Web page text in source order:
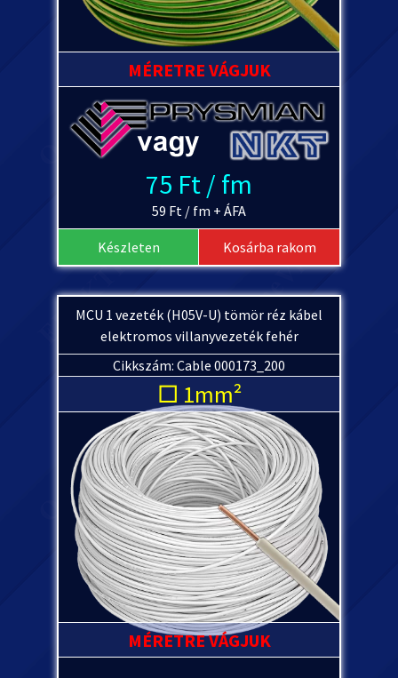
MÉRETRE VÁGJUK
75 Ft / fm
59 Ft / fm + ÁFA
Készleten Kosárba rakom
MCU 1 vezeték (H05V-U) tömör réz kábel
elektromos villanyvezeték fehér
Cikkszám: Cable 000173_200
□ 1mm²
MÉRETRE VÁGJUK